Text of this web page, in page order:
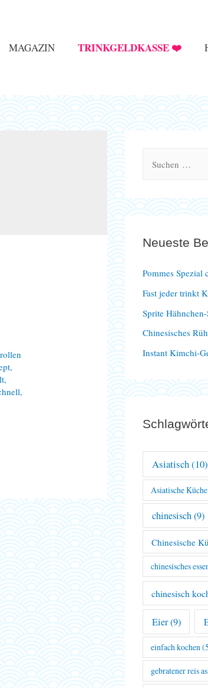
MAGAZIN TRINKGELDKASSE ❤️
,
,
,
n
c
h
:
Neueste
Pommes Spezial
Fast jeder trinkt
Sprite
Chinesisches
Instant Kimchi-
Asiatisch(10)
Asiatische Küche
chinesisch(9)
Chinesische
chinesisches
chinesisch
Eier(9)
einfach kochen
gebratener reis